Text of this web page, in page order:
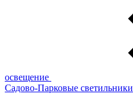
освещение
Садово-Парковые светильники